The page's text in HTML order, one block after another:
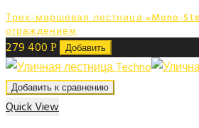
Трех-маршевая лестница «Mono-
ограждением
279 400 Р Добавить
Добавить к сравнению
Quick View